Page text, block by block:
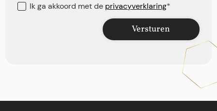
Ik ga akkoord met de privacyverklaring*
Versturen